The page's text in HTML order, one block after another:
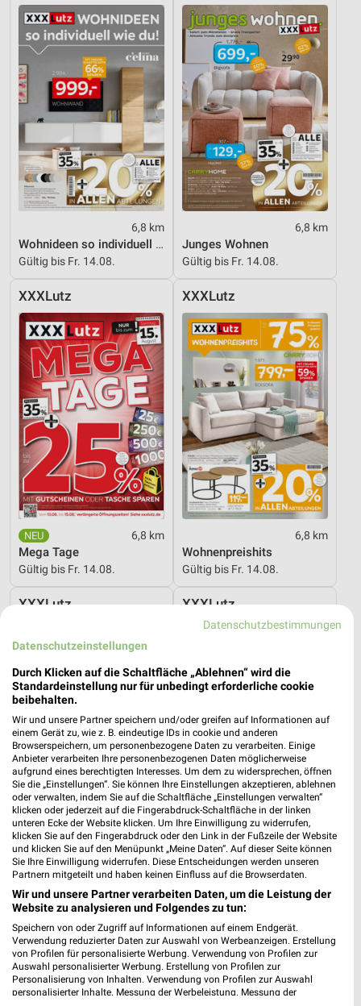
6,8 km
Wohnideen so individuell wie du!
Gültig bis Fr. 14.08.
6,8 km
Junges Wohnen
Gültig bis Fr. 14.08.
XXXLutz
6,8 km
Mega Tage
Gültig bis Fr. 14.08.
XXXLutz
6,8 km
Wohnenpreishits
Gültig bis Fr. 14.08.
XXXLutz
6,8 km
Wohnen Spezial
Gültig bis Fr. 14.08.
XXXLutz
6,8 km
Gartenmöbel-Abverkauf
Gültig bis Fr. 28.08.
XXXLutz XXXLutz
Datenschutzbestimmungen
Datenschutzeinstellungen
Durch Klicken auf die Schaltfläche „Ablehnen“ wird die
Standardeinstellung nur für unbedingt erforderliche cookie
beibehalten.
Wir und unsere Partner speichern und/oder greifen auf Informationen auf
einem Gerät zu, wie z. B. eindeutige IDs in cookie und anderen
Browserspeichern, um personenbezogene Daten zu verarbeiten. Einige
Anbieter verarbeiten Ihre personenbezogenen Daten möglicherweise
aufgrund eines berechtigten Interesses. Um dem zu widersprechen, öffnen
Sie die „Einstellungen“. Sie können Ihre Einstellungen akzeptieren, ablehnen
oder verwalten, indem Sie auf die Schaltfläche „Einstellungen verwalten“
klicken oder jederzeit auf die Fingerabdruck-Schaltfläche in der linken
unteren Ecke der Website klicken. Um Ihre Einwilligung zu widerrufen,
klicken Sie auf den Fingerabdruck oder den Link in der Fußzeile der Website
und klicken Sie auf den Menüpunkt „Meine Daten“. Auf dieser Seite können
Sie Ihre Einwilligung widerrufen. Diese Entscheidungen werden unseren
Partnern mitgeteilt und haben keinen Einfluss auf die Browserdaten.
Wir und unsere Partner verarbeiten Daten, um die Leistung der
Website zu analysieren und Folgendes zu tun:
Speichern von oder Zugriff auf Informationen auf einem Endgerät.
Verwendung reduzierter Daten zur Auswahl von Werbeanzeigen. Erstellung
von Profilen für personalisierte Werbung. Verwendung von Profilen zur
Auswahl personalisierter Werbung. Erstellung von Profilen zur
Personalisierung von Inhalten. Verwendung von Profilen zur Auswahl
personalisierter Inhalte. Messung der Werbeleistung. Messung der